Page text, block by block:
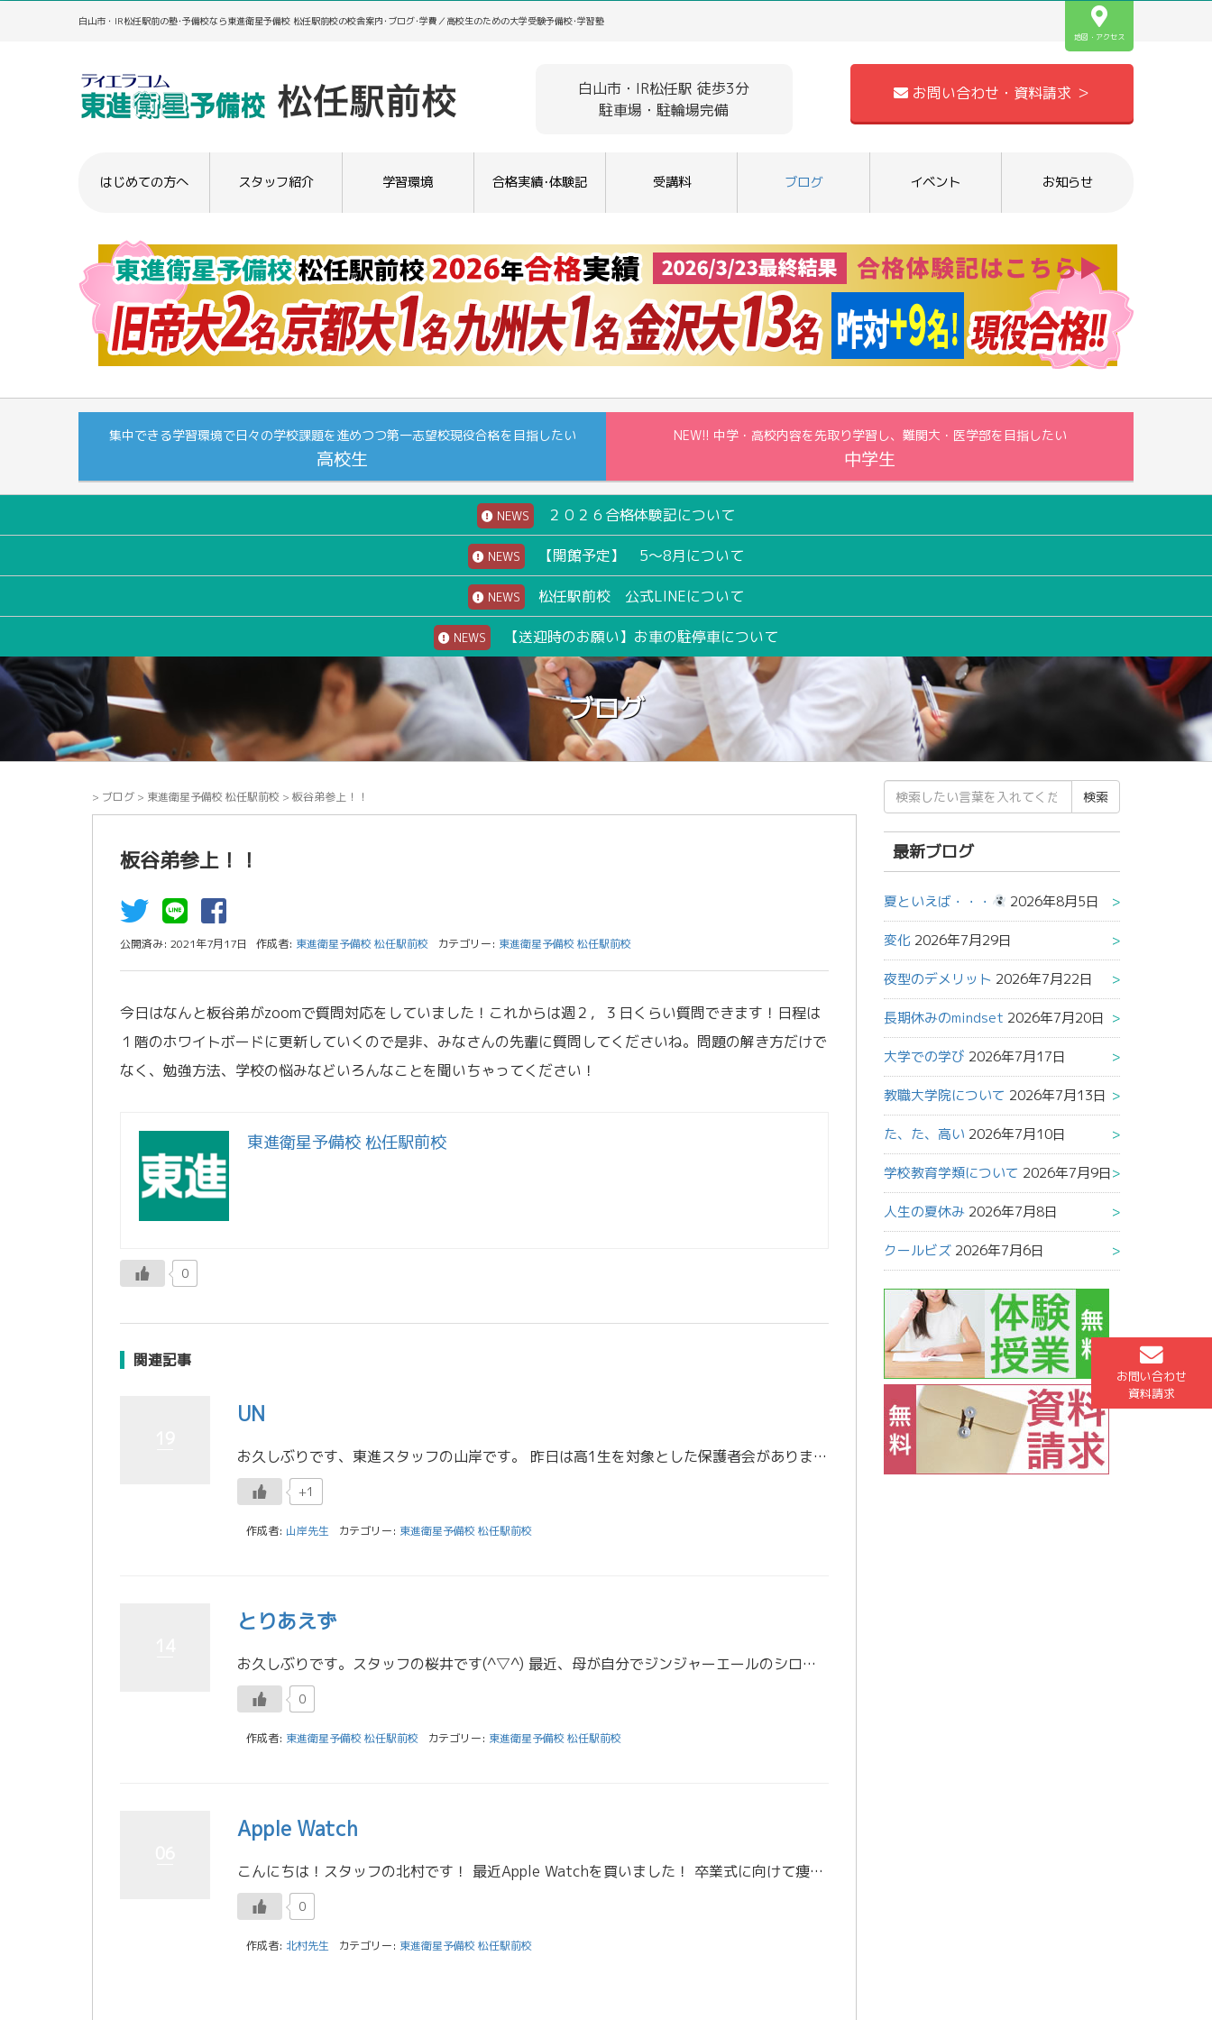
白山市・IR松任駅前の塾･予備校なら東進衛星予備校 松任駅前校の校舎案内･ブログ･学費／高校生のための大学受験予備校･学習塾
地図・アクセス
白山市・IR松任駅 徒歩3分
駐車場・駐輪場完備
お問い合わせ・資料請求 ＞
はじめての方へ スタッフ紹介 学習環境 合格実績･体験記 受講料 ブログ イベント お知らせ
集中できる学習環境で日々の学校課題を進めつつ第一志望校現役合格を目指したい
高校生
NEW!! 中学・高校内容を先取り学習し、難関大・医学部を目指したい
中学生
お問い合わせ
資料請求
NEWS ２０２６合格体験記について
NEWS 【開館予定】 5～8月について
NEWS 松任駅前校 公式LINEについて
NEWS 【送迎時のお願い】お車の駐停車について
ブログ
> ブログ > 東進衛星予備校 松任駅前校 > 板谷弟参上！！
板谷弟参上！！
公開済み: 2021年7月17日 作成者: 東進衛星予備校 松任駅前校 カテゴリー: 東進衛星予備校 松任駅前校
今日はなんと板谷弟がzoomで質問対応をしていました！これからは週２，３日くらい質問できます！日程は
１階のホワイトボードに更新していくので是非、みなさんの先輩に質問してくださいね。問題の解き方だけで
なく、勉強方法、学校の悩みなどいろんなことを聞いちゃってください！
東進衛星予備校 松任駅前校
0
関連記事
UN
お久しぶりです、東進スタッフの山岸です。 昨日は高1生を対象とした保護者会がありました。ご出席いただいた保護者の皆様、お忙し中お越しいただきありがとうございました。その中で、大学受験に関する情報はもちろん、社会に出て優秀 […]
+1
作成者: 山岸先生 カテゴリー: 東進衛星予備校 松任駅前校
とりあえず
お久しぶりです。スタッフの桜井です(^▽^) 最近、母が自分でジンジャーエールのシロップを作っています。 ２回ほど作っていたんですが、使う唐辛子の種類によってシロップの辛さが違ったらしいです。違いを聞かれましたが、炭酸で […]
0
作成者: 東進衛星予備校 松任駅前校 カテゴリー: 東進衛星予備校 松任駅前校
Apple Watch
こんにちは！スタッフの北村です！ 最近Apple Watchを買いました！ 卒業式に向けて痩せなきゃなので、走ることが増えて来たので、ペースや心拍を測れてモチベーション維持にとてもいいです！ また、通知や目覚ましの時もバ […]
0
作成者: 北村先生 カテゴリー: 東進衛星予備校 松任駅前校
検
索
結
果:
最新ブログ
夏といえば・・・ 2026年8月5日
変化 2026年7月29日
夜型のデメリット 2026年7月22日
長期休みのmindset 2026年7月20日
大学での学び 2026年7月17日
教職大学院について 2026年7月13日
た、た、高い 2026年7月10日
学校教育学類について 2026年7月9日
人生の夏休み 2026年7月8日
クールビズ 2026年7月6日